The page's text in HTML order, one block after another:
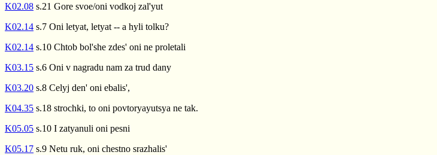
K02.08 s.21 Gore svoe/oni vodkoj zal'yut
K02.14 s.7 Oni letyat, letyat -- a hyli tolku?
K02.14 s.10 Chtob bol'she zdes' oni ne proletali
K03.15 s.6 Oni v nagradu nam za trud dany
K03.20 s.8 Celyj den' oni ebalis',
K04.35 s.18 strochki, to oni povtoryayutsya ne tak.
K05.05 s.10 I zatyanuli oni pesni
K05.17 s.9 Netu ruk, oni chestno srazhalis'